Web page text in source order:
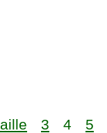
3 4
5